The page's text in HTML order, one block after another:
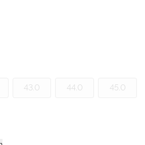
43.0 44.0 45.0